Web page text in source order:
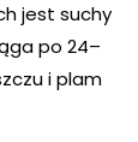
jest suchy
po 24–
i plam